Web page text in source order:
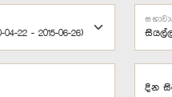
දින